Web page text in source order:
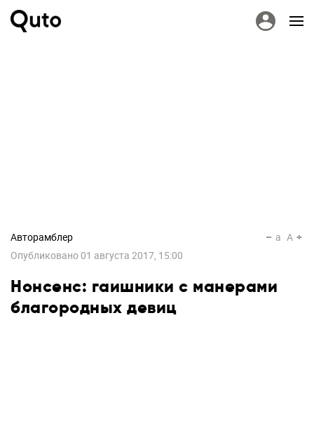
Авторамблер
Опубликовано 01 августа 2017, 15:00
a A
Нонсенс: гаишники с манерами
благородных девиц